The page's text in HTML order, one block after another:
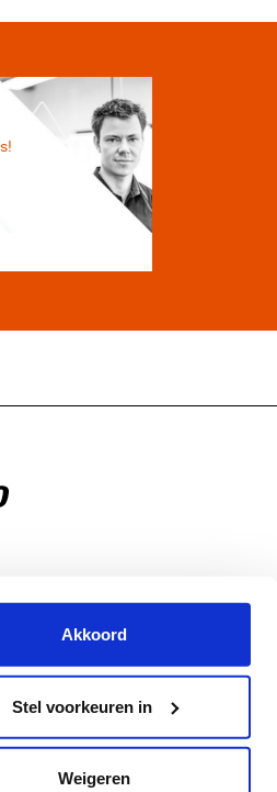
Akkoord
Stel voorkeuren in
Weigeren